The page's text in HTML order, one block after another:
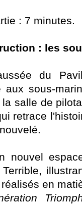
: 7 minutes.
: les
du
aux sous-
la salle de
retrace
nouvel
en